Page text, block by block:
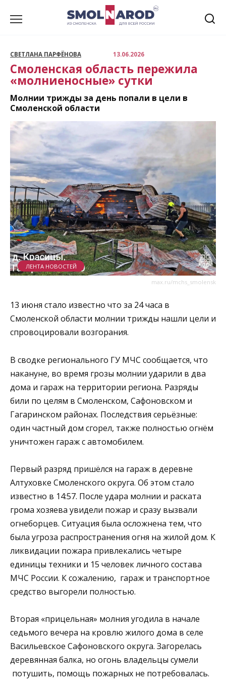
СВЕТЛАНА ПАРФЁНОВА 13.06.2026
Смоленская область пережила
«молниеносные» сутки
Молнии трижды за день попали в цели в
Смоленской области
max.ru/mchs_smolensk
ЛЕНТА НОВОСТЕЙ
13 июня стало известно что за 24 часа в
Смоленской области молнии трижды нашли цели и
спровоцировали возгорания.
В сводке регионального ГУ МЧС сообщается, что
накануне, во время грозы молнии ударили в два
дома и гараж на территории региона. Разряды
били по целям в Смоленском, Сафоновском и
Гагаринском районах. Последствия серьёзные:
один частный дом сгорел, также полностью огнём
уничтожен гараж с автомобилем.
Первый разряд пришёлся на гараж в деревне
Алтуховке Смоленского округа. Об этом стало
известно в 14:57. После удара молнии и раската
грома хозяева увидели пожар и сразу вызвали
огнеборцев. Ситуация была осложнена тем, что
была угроза распространения огня на жилой дом. К
ликвидации пожара привлекались четыре
единицы техники и 15 человек личного состава
МЧС России. К сожалению, гараж и транспортное
средство выгорели полностью.
Вторая «прицельная» молния угодила в начале
седьмого вечера на кровлю жилого дома в селе
Васильевское Сафоновского округа. Загорелась
деревянная балка, но огонь владельцы сумели
потушить, помощь пожарных не потребовалась.